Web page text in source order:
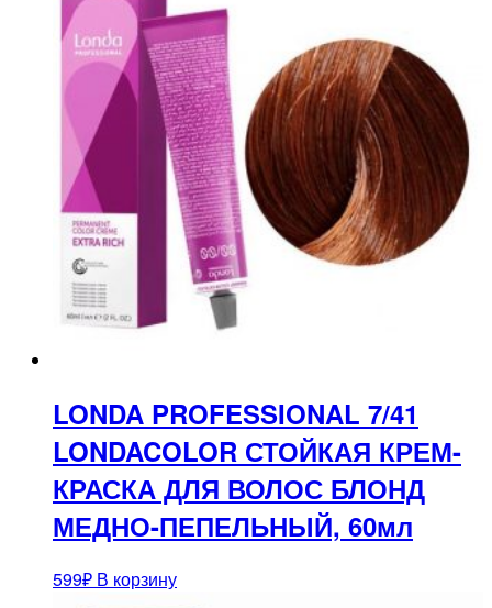
LONDA PROFESSIONAL 7/41
LONDACOLOR СТОЙКАЯ КРЕМ-
КРАСКА ДЛЯ ВОЛОС БЛОНД
МЕДНО-ПЕПЕЛЬНЫЙ, 60мл
599₽ В корзину